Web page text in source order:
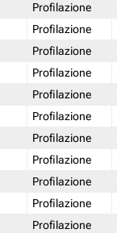
Profilazione
Profilazione
Profilazione
Profilazione
Profilazione
Profilazione
Profilazione
Profilazione
Profilazione
Profilazione
Profilazione